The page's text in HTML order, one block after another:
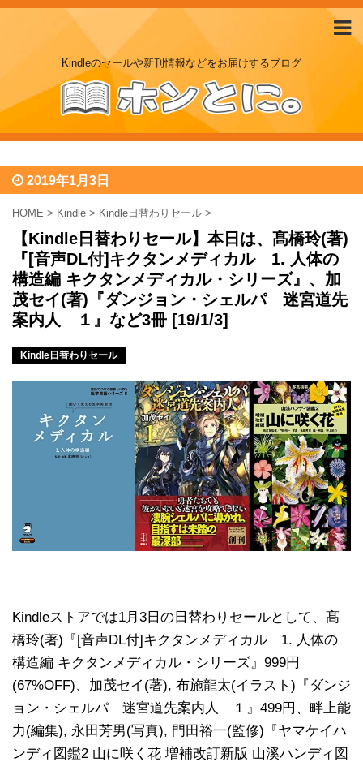
Kindleのセールや新刊情報などをお届けするブログ
2019年1月3日
HOME > Kindle > Kindle日替わりセール >
【Kindle日替わりセール】本日は、髙橋玲(著)
『[音声DL付]キクタンメディカル 1. 人体の
構造編 キクタンメディカル・シリーズ』、加
茂セイ(著)『ダンジョン・シェルパ 迷宮道先
案内人 １』など3冊 [19/1/3]
Kindle日替わりセール
Kindleストアでは1月3日の日替わりセールとして、髙
橋玲(著)『[音声DL付]キクタンメディカル 1. 人体の
構造編 キクタンメディカル・シリーズ』999円
(67%OFF)、加茂セイ(著), 布施龍太(イラスト)『ダンジ
ョン・シェルパ 迷宮道先案内人 １』499円、畔上能
力(編集), 永田芳男(写真), 門田裕一(監修)『ヤマケイハ
ンディ図鑑2 山に咲く花 増補改訂新版 山溪ハンディ図